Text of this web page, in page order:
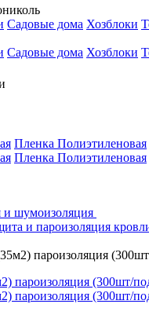
Садовые дома Хозблоки
Садовые дома Хозблоки
Пленка Полиэтиленовая
Пленка Полиэтиленовая
и шумоизоляция
и пароизоляция
пароизоляция